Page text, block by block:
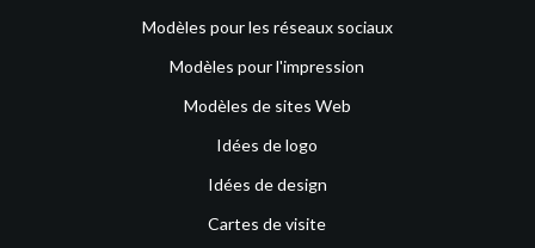
Modèles pour les réseaux sociaux
Modèles pour l'impression
Modèles de sites Web
Idées de logo
Idées de design
Cartes de visite